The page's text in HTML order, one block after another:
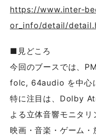
https://www.inter-
or_info/detail/
■見どころ
今回のブースでは、
folc, 64audio を中心
特に注目は、Dolby
よる立体音響モニタリ
映画・音楽・ゲーム・